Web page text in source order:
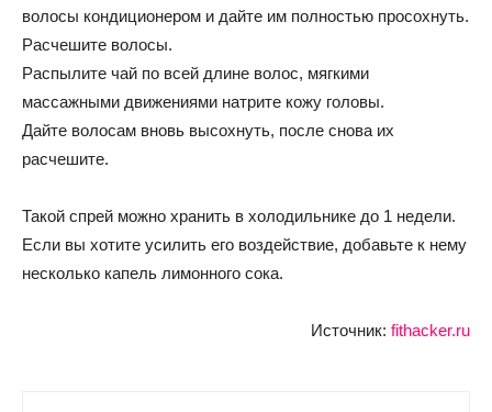
волосы кондиционером и дайте им полностью просохнуть.
Расчешите волосы.
Распылите чай по всей длине волос, мягкими
массажными движениями натрите кожу головы.
Дайте волосам вновь высохнуть, после снова их
расчешите.
Такой спрей можно хранить в холодильнике до 1 недели.
Если вы хотите усилить его воздействие, добавьте к нему
несколько капель лимонного сока.
Источник: fithacker.ru